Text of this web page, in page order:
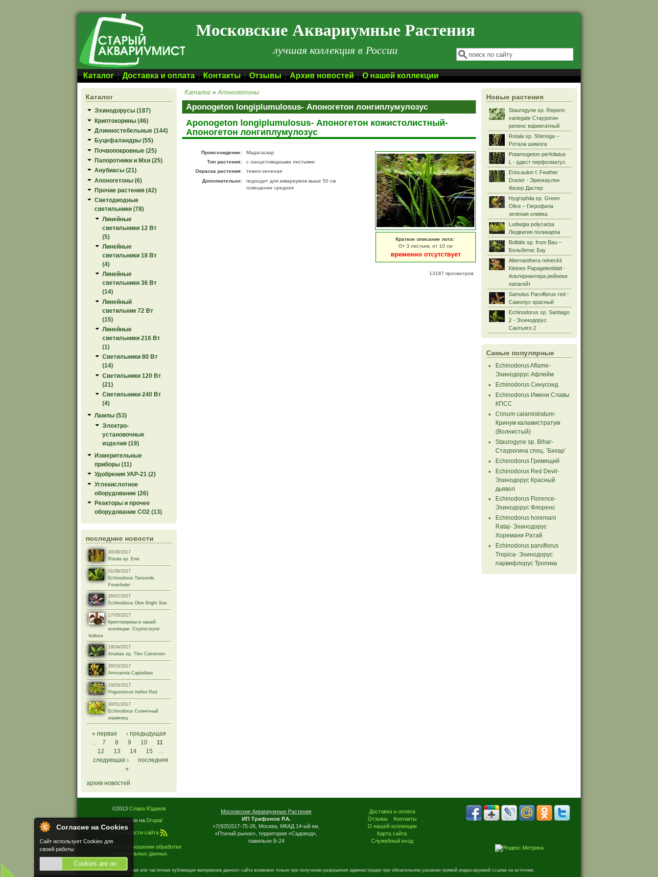
Согласие на Cookies
Сайт использует Cookies для
своей работы
Cookies are on
Перейти к основному содержанию Московские Аквариумные Растения
лучшая коллекция в России Форма поиска
Поиск
Каталог Доставка и оплата Контакты Отзывы Архив новостей О нашей коллекции
Каталог
Эхинодорусы (187)
Криптокорины (46)
Длинностебельные (144)
Буцефаландры (55)
Почвопокровные (25)
Папоротники и Мхи (25)
Анубиасы (21)
Апоногетоны (6)
Прочие растения (42)
Светодиодные
светильники (78)
Линейные
светильники 12 Вт
(5)
Линейные
светильники 18 Вт
(4)
Линейные
светильники 36 Вт
(14)
Линейный
светильник 72 Вт
(15)
Линейные
светильники 216 Вт
(1)
Светильники 80 Вт
(14)
Светильники 120 Вт
(21)
Светильники 240 Вт
(4)
Лампы (53)
Электро-
установочные
изделия (19)
Измерительные
приборы (11)
Удобрения УАР-21 (2)
Углекислотное
оборудование (26)
Реакторы и прочее
оборудование СО2 (13)
последние новости
30/08/2017
Rotala sp. Enie
01/08/2017
Echinodorus Tanzende
Feuerfeder
26/07/2017
Echinodorus Okie Bright Star
17/05/2017
Криптокорины в нашей
коллекции. Cryptocoryne
bullosa
18/04/2017
Anubias sp. Tiko Cameroon
29/03/2017
Ammannia Capitellata
10/03/2017
Pogostemon helferi Red
30/01/2017
Echinodorus Солнечный
кормилец
« первая
‹ предыдущая
7 8 9 10
11
12
13 14 15
следующая ›
последняя
»
архив новостей
Каталог »Апоногетоны
Aponogeton longiplumulosus- Апоногетон лонгиплумулозус
Aponogeton longiplumulosus- Апоногетон кожистолистный-
Апоногетон лонгиплумулозус
Краткое описание лота:
От 3 листьев, от 10 см
временно отсутствует
Происхождение:
Мадагаскар
Тип растения:
с ланцетовидными листьями
Окраска растения:
темно-зеленая
Дополнительно:
подходит для аквариумов выше 50 см
освещение среднее
13187 просмотров
Новые растения
Staurogyne sp. Repens
variegate Стаурогин
репенс вариегатный
Rotala sp. Shimoga –
Ротала шимога
Potamogeton perfoliatus
L - рдест перфолиатус
Eriocaulon f. Feather
Duster - Эриокаулон
Фазер Дастер
Hygrophila sp. Green
Olive – Гигрофила
зеленая оливка
Ludwigia polycarpa
Людвигия поликарпа
Bolbitis sp. from Bau –
Больбитис Бау
Alternanthera reineckii
Kleines Papageienblatt -
Альтернантера рейнеки
папагейт
Samolus Parviflorus red -
Самолус красный
Echinodorus sp. Santiago
2 - Эхинодорус
Сантьяго 2
Самые популярные
Echinodorus Aflame-
Эхинодорус Афлейм
Echinodorus Синусоид
Echinodorus Имени Славы
КПСС
Crinum calamistratum-
Кринум каламистратум
(Волнистый)
Staurogyne sp. Bihar-
Стаурогина спец. ‘Бихар’
Echinodorus Гремящий
Echinodorus Red Devil-
Эхинодорус Красный
дьявол
Echinodorus Florence-
Эхинодорус Флоренс
Echinodorus horemani
Rataj- Эхинодорус
Хоремани Ратай
Echinodorus parviflorus
Tropiсa- Эхинодорус
парвифлорус Тропика
©2013 Слава Юдаков
Создано на Drupal
RSS-новости сайта
Политика в отношении обработки
персональных данных
Московские Аквариумные Растения
ИП Трифонов Р.А.
+7(925)517-75-26, Москва, МКАД 14-ый км,
«Птичий рынок», территория «Садовод»,
павильон Б-24
Доставка и оплата
Отзывы
Контакты
О нашей коллекции
Карта сайта
Служебный вход
Полная или частичная публикация материалов данного сайта возможно только при получении разрешения администрации при обязательном указании прямой индексируемой ссылки на источник.